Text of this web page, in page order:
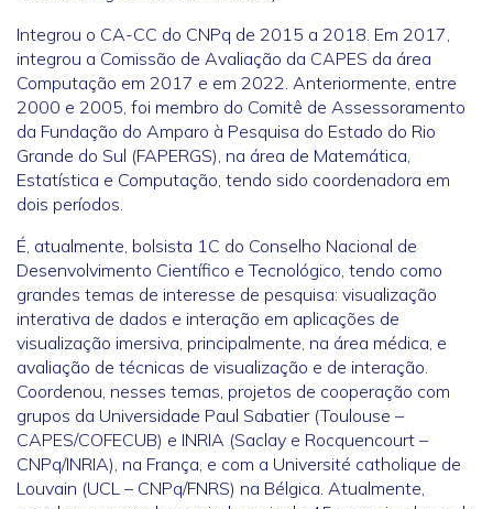
Integrou o CA-CC do CNPq de 2015 a 2018. Em 2017,
integrou a Comissão de Avaliação da CAPES da área
Computação em 2017 e em 2022. Anteriormente, entre
2000 e 2005, foi membro do Comitê de Assessoramento
da Fundação do Amparo à Pesquisa do Estado do Rio
Grande do Sul (FAPERGS), na área de Matemática,
Estatística e Computação, tendo sido coordenadora em
dois períodos.
É, atualmente, bolsista 1C do Conselho Nacional de
Desenvolvimento Científico e Tecnológico, tendo como
grandes temas de interesse de pesquisa: visualização
interativa de dados e interação em aplicações de
visualização imersiva, principalmente, na área médica, e
avaliação de técnicas de visualização e de interação.
Coordenou, nesses temas, projetos de cooperação com
grupos da Universidade Paul Sabatier (Toulouse –
CAPES/COFECUB) e INRIA (Saclay e Rocquencourt –
CNPq/INRIA), na França, e com a Université catholique de
Louvain (UCL – CNPq/FNRS) na Bélgica. Atualmente,